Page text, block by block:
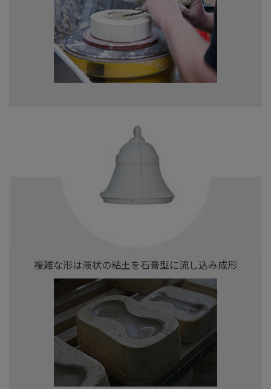
複雑な形は液状の粘土を石膏型に流し込み成形